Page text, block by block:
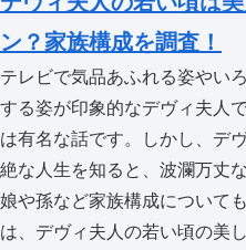
ン？家族構成を調査！
テレビで気品あふれる姿やい
する姿が印象的なデヴィ夫人
は有名な話です。しかし、デ
絶な人生を知ると、波瀾万丈
娘や孫など家族構成について
は、デヴィ夫人の若い頃の美